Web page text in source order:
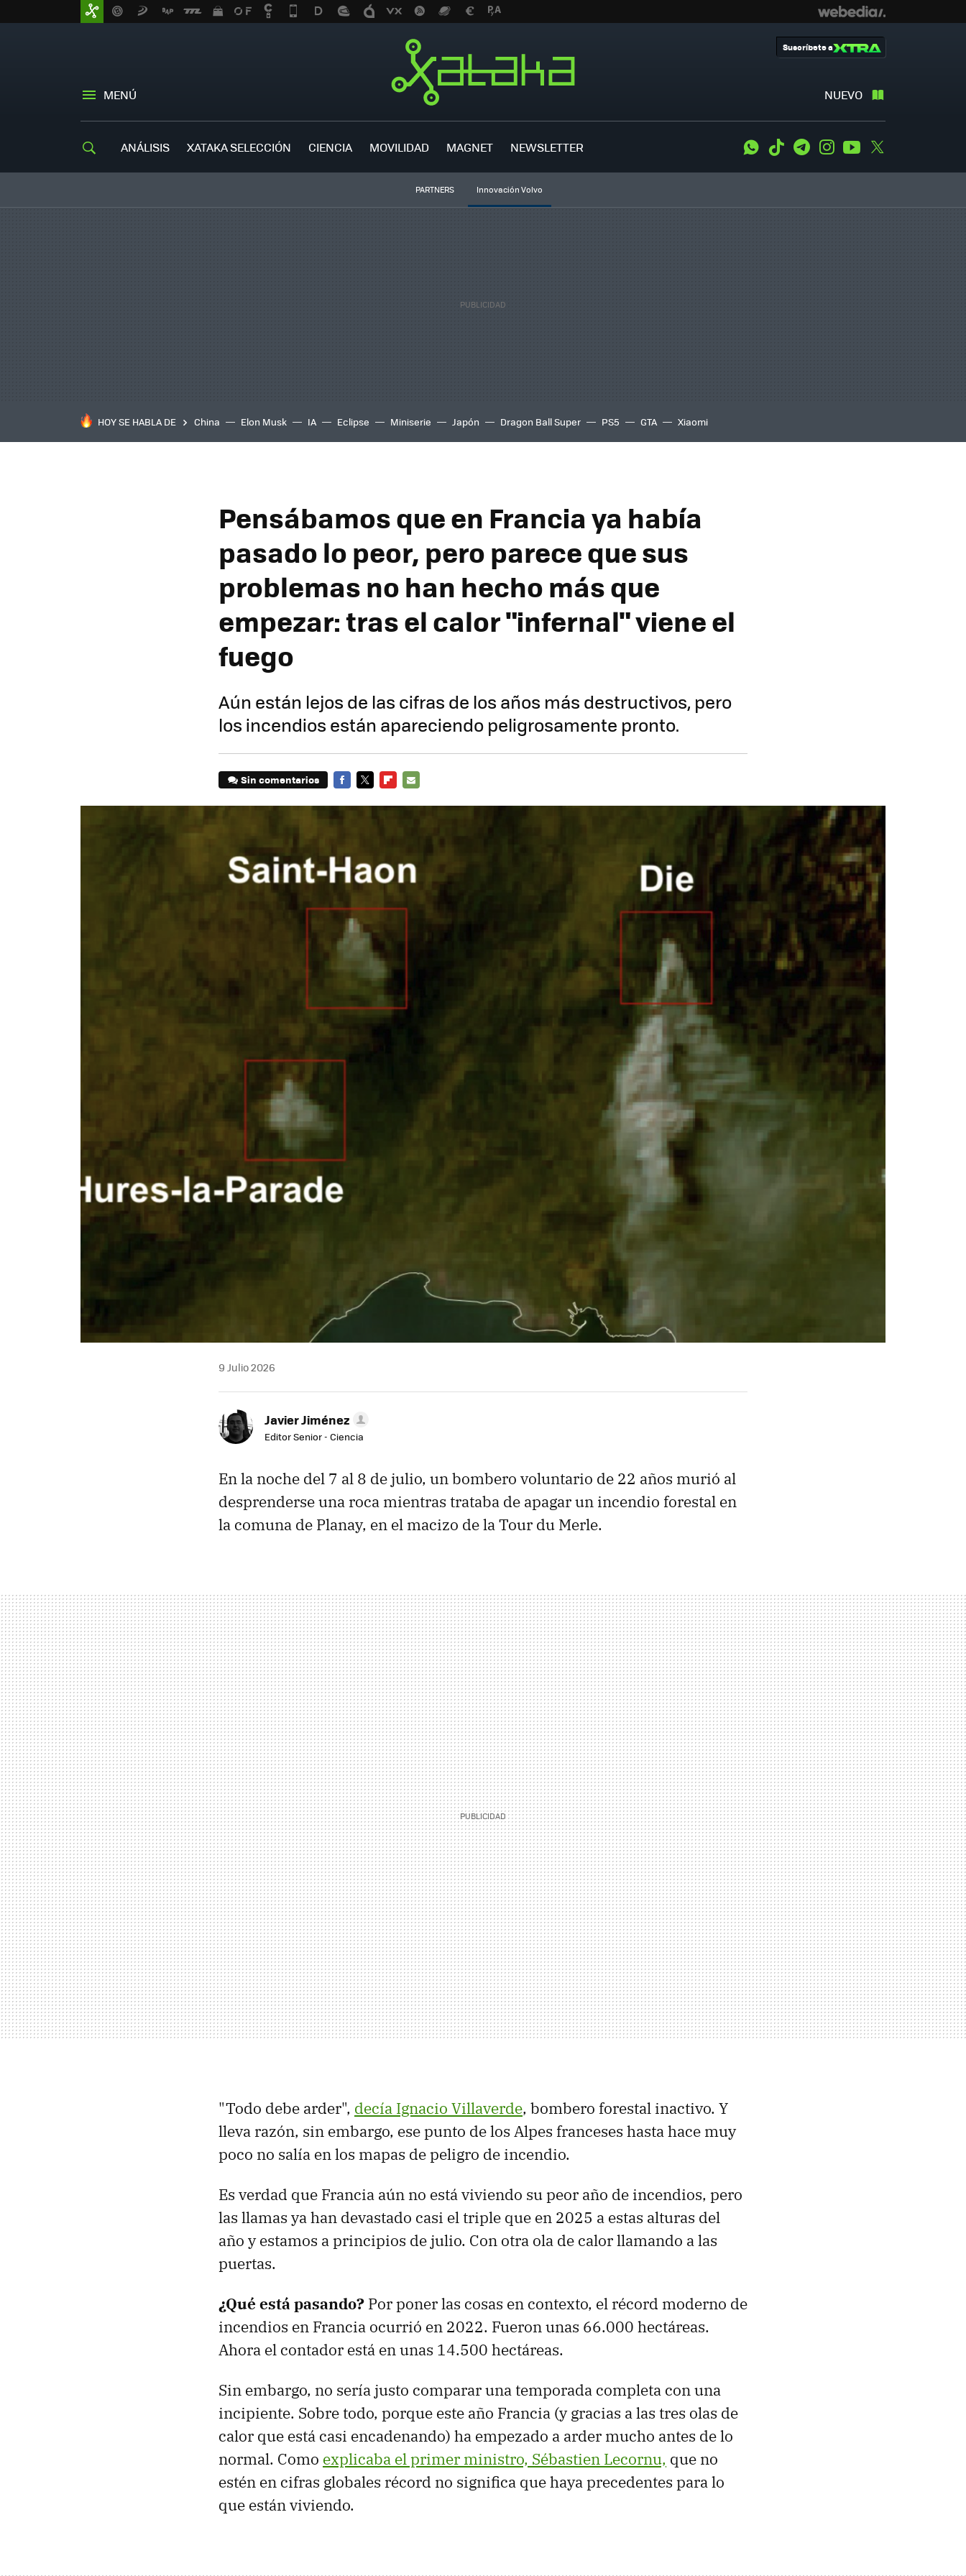
MENÚ NUEVO
Suscríbete a
ANÁLISIS XATAKA SELECCIÓN CIENCIA MOVILIDAD MAGNET NEWSLETTER WhatsApp
Tiktok TelegramInstagramYoutube
PARTNERS Innovación Volvo
HOY SE HABLA DE China Elon Musk IA Eclipse Miniserie Japón Dragon Ball Super PS5 GTA Xiaomi
Pensábamos que en Francia ya había
pasado lo peor, pero parece que sus
problemas no han hecho más que
empezar: tras el calor "infernal" viene el
fuego
Aún están lejos de las cifras de los años más destructivos, pero
los incendios están apareciendo peligrosamente pronto.
Sin comentarios
9 Julio 2026
Javier Jiménez
Editor Senior - Ciencia
En la noche del 7 al 8 de julio, un bombero voluntario de 22 años murió al
desprenderse una roca mientras trataba de apagar un incendio forestal en
la comuna de Planay, en el macizo de la Tour du Merle.
"Todo debe arder", decía Ignacio Villaverde, bombero forestal inactivo. Y
lleva razón, sin embargo, ese punto de los Alpes franceses hasta hace muy
poco no salía en los mapas de peligro de incendio.
Es verdad que Francia aún no está viviendo su peor año de incendios, pero
las llamas ya han devastado casi el triple que en 2025 a estas alturas del
año y estamos a principios de julio. Con otra ola de calor llamando a las
puertas.
¿Qué está pasando? Por poner las cosas en contexto, el récord moderno de
incendios en Francia ocurrió en 2022. Fueron unas 66.000 hectáreas.
Ahora el contador está en unas 14.500 hectáreas.
Sin embargo, no sería justo comparar una temporada completa con una
incipiente. Sobre todo, porque este año Francia (y gracias a las tres olas de
calor que está casi encadenando) ha empezado a arder mucho antes de lo
normal. Como explicaba el primer ministro, Sébastien Lecornu, que no
estén en cifras globales récord no significa que haya precedentes para lo
que están viviendo.